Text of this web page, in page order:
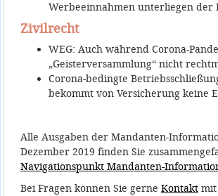
Werbeeinnahmen unterliegen der
Zivilrecht
WEG: Auch während Corona-
„Geisterversammlung“ nicht
Corona-bedingte
bekommt von Versicherung keine
Alle Ausgaben der Mandanten-
Dezember 2019 finden Sie
Navigationspunkt Mandanten-
Bei Fragen können Sie gerne Kontaktmit